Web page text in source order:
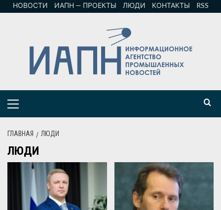
НОВОСТИ ИАПН — ПРОЕКТЫ ЛЮДИ КОНТАКТЫ RSS
ГЛАВНАЯ ЛЮДИ
ЛЮДИ